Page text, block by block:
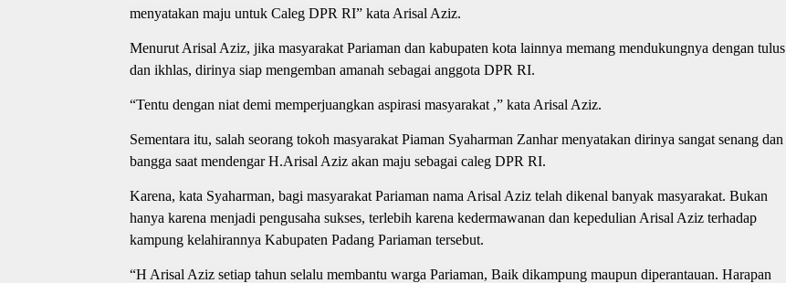
menyatakan maju untuk Caleg DPR RI” kata Arisal Aziz.
Menurut Arisal Aziz, jika masyarakat Pariaman dan kabupaten kota lainnya memang mendukungnya dengan tulus
dan ikhlas, dirinya siap mengemban amanah sebagai anggota DPR RI.
“Tentu dengan niat demi memperjuangkan aspirasi masyarakat ,” kata Arisal Aziz.
Sementara itu, salah seorang tokoh masyarakat Piaman Syaharman Zanhar menyatakan dirinya sangat senang dan
bangga saat mendengar H.Arisal Aziz akan maju sebagai caleg DPR RI.
Karena, kata Syaharman, bagi masyarakat Pariaman nama Arisal Aziz telah dikenal banyak masyarakat. Bukan
hanya karena menjadi pengusaha sukses, terlebih karena kedermawanan dan kepedulian Arisal Aziz terhadap
kampung kelahirannya Kabupaten Padang Pariaman tersebut.
“H Arisal Aziz setiap tahun selalu membantu warga Pariaman, Baik dikampung maupun diperantauan. Harapan